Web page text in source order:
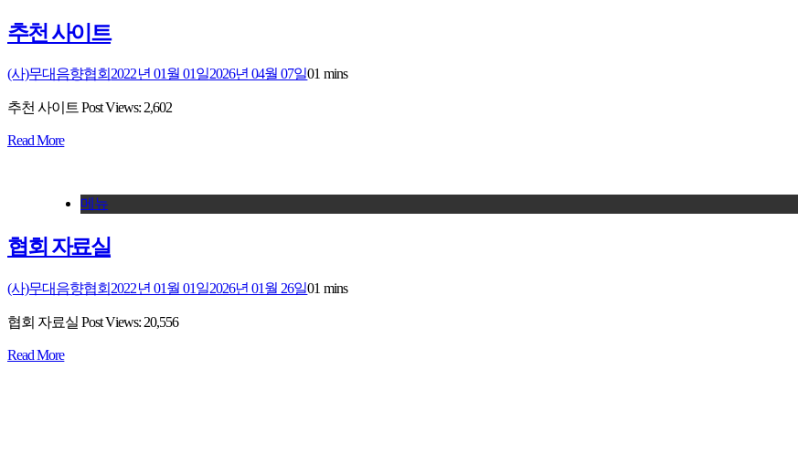
추천 사이트
(사)무대음향협회2022년 01월 01일2026년 04월 07일01 mins
추천 사이트 Post Views: 2,602
Read More
메뉴
협회 자료실
(사)무대음향협회 2022년 01월 01일2026년 01월 26일01 mins
협회 자료실 Post Views: 20,556
Read More